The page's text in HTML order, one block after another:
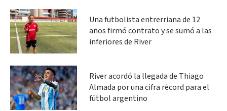
Una futbolista entrerriana de 12
años firmó contrato y se sumó a las
inferiores de River
River acordó la llegada de Thiago
Almada por una cifra récord para el
fútbol argentino